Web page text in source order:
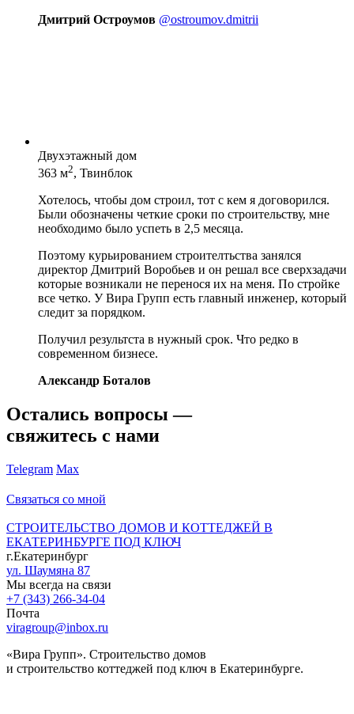
Дмитрий Остроумов @ostroumov.dmitrii
Двухэтажный дом
363 м2, Твинблок
Хотелось, чтобы дом строил, тот с кем я договорился.
Были обозначены четкие сроки по строительству, мне
необходимо было успеть в 2,5 месяца.
Поэтому курьированием строителтьства занялся
директор Дмитрий Воробьев и он решал все сверхзадачи
которые возникали не перенося их на меня. По стройке
все четко. У Вира Групп есть главный инженер, который
следит за порядком.
Получил результста в нужный срок. Что редко в
современном бизнесе.
Александр Боталов
Остались вопросы —
свяжитесь с нами
Telegram Max
Связаться со мной
СТРОИТЕЛЬСТВО ДОМОВ И КОТТЕДЖЕЙ В
ЕКАТЕРИНБУРГЕ ПОД КЛЮЧ
г.Екатеринбург
ул. Шаумяна 87
Мы всегда на связи
+7 (343) 266-34-04
Почта
viragroup@inbox.ru
«Вира Групп». Строительство домов
и строительство коттеджей под ключ в Екатеринбурге.